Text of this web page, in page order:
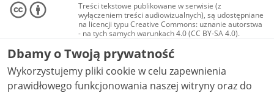
Treści tekstowe publikowane w serwisie (z
wyłączeniem treści audiowizualnych), są udostępniane
na licencji typu Creative Commons: uznanie autorstwa
- na tych samych warunkach 4.0 (CC BY-SA 4.0).
Materiały audiowizualne, w tym zdjęcia, materiały
audio i wideo, są udostępniane na licencji typu
Creative Commons: uznanie autorstwa użycie
niekomercyjne - bez utworów zależnych 4.0 (CC BY-
NC-ND 4.0), o ile nie jest to stwierdzone inaczej.
Dbamy o Twoją prywatność
Wykorzystujemy pliki cookie w celu zapewnienia
prawidłowego funkcjonowania naszej witryny oraz do